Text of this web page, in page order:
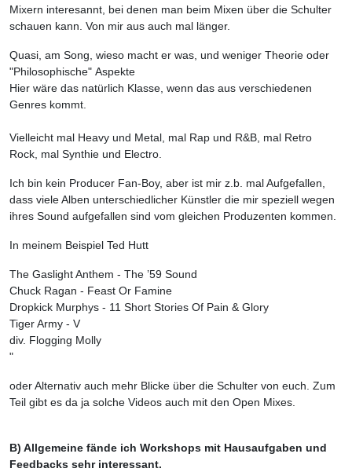
Mixern interesannt, bei denen man beim Mixen über die Schulter
schauen kann. Von mir aus auch mal länger.
Quasi, am Song, wieso macht er was, und weniger Theorie oder
"Philosophische" Aspekte
Hier wäre das natürlich Klasse, wenn das aus verschiedenen
Genres kommt.
Vielleicht mal Heavy und Metal, mal Rap und R&B, mal Retro
Rock, mal Synthie und Electro.
Ich bin kein Producer Fan-Boy, aber ist mir z.b. mal Aufgefallen,
dass viele Alben unterschiedlicher Künstler die mir speziell wegen
ihres Sound aufgefallen sind vom gleichen Produzenten kommen.
In meinem Beispiel Ted Hutt
The Gaslight Anthem - The ’59 Sound
Chuck Ragan - Feast Or Famine
Dropkick Murphys - 11 Short Stories Of Pain & Glory
Tiger Army - V
div. Flogging Molly
"
oder Alternativ auch mehr Blicke über die Schulter von euch. Zum
Teil gibt es da ja solche Videos auch mit den Open Mixes.
B) Allgemeine fände ich Workshops mit Hausaufgaben und
Feedbacks sehr interessant.